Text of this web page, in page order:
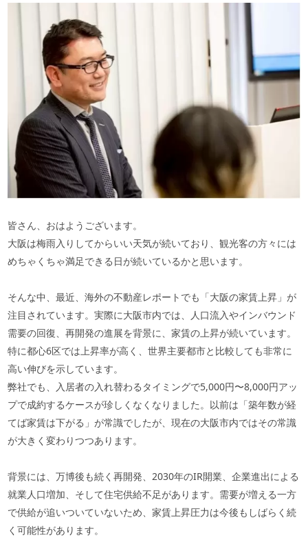
皆さん、おはようございます。
大阪は梅雨入りしてからいい天気が続いており、観光客の方々には
めちゃくちゃ満足できる日が続いているかと思います。
そんな中、最近、海外の不動産レポートでも「大阪の家賃上昇」が
注目されています。実際に大阪市内では、人口流入やインバウンド
需要の回復、再開発の進展を背景に、家賃の上昇が続いています。
特に都心6区では上昇率が高く、世界主要都市と比較しても非常に
高い伸びを示しています。
弊社でも、入居者の入れ替わるタイミングで5,000円〜8,000円アッ
プで成約するケースが珍しくなくなりました。以前は「築年数が経
てば家賃は下がる」が常識でしたが、現在の大阪市内ではその常識
が大きく変わりつつあります。
背景には、万博後も続く再開発、2030年のIR開業、企業進出による
就業人口増加、そして住宅供給不足があります。需要が増える一方
で供給が追いついていないため、家賃上昇圧力は今後もしばらく続
く可能性があります。